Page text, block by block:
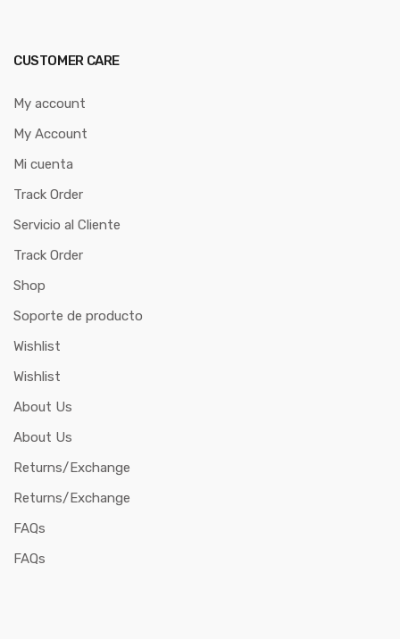
CUSTOMER CARE
My account
My Account
Mi cuenta
Track Order
Servicio al Cliente
Track Order
Shop
Soporte de producto
Wishlist
Wishlist
About Us
About Us
Returns/Exchange
Returns/Exchange
FAQs
FAQs